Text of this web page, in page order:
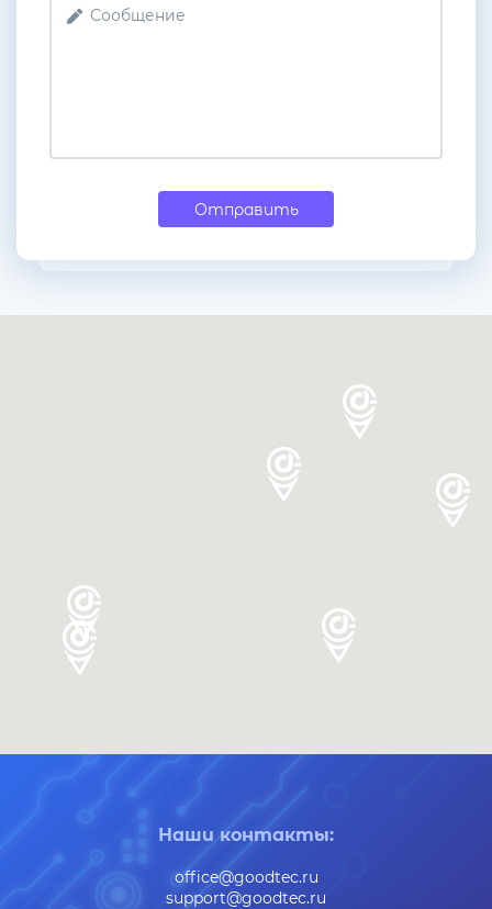
Отправить
Наши контакты:
office@goodtec.ru
support@goodtec.ru